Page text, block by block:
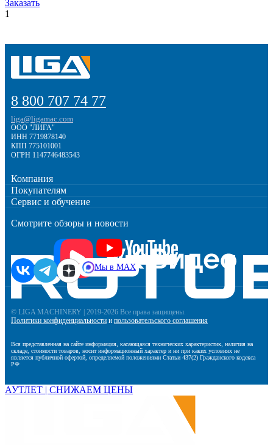
Заказать
1
8 800 707 74 77
liga@ligamac.com
ООО "ЛИГА"
ИНН 7719878140
КПП 775101001
ОГРН 1147746483543
Компания
Покупателям
Сервис и обучение
Смотрите обзоры и новости
Мы в MAX
© LIGA MACHINERY | 2019-2026 Все права защищены.
Политики конфиденциальности и пользовательского соглашения
Вся представленная на сайте информация, касающаяся технических характеристик, наличия на
складе, стоимости товаров, носит информационный характер и ни при каких условиях не
является публичной офертой, определяемой положениями Статьи 437(2) Гражданского кодекса
РФ
АУТЛЕТ | СНИЖАЕМ ЦЕНЫ